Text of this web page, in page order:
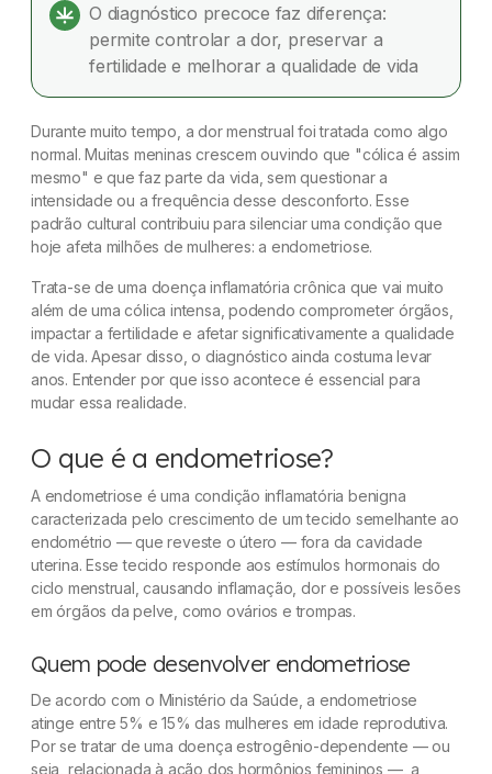
Dúvidas frequentes
O diagnóstico precoce faz diferença:
permite controlar a dor, preservar a
fertilidade e melhorar a qualidade de vida
Durante muito tempo, a dor menstrual foi tratada como algo
normal. Muitas meninas crescem ouvindo que "cólica é assim
mesmo" e que faz parte da vida, sem questionar a
intensidade ou a frequência desse desconforto. Esse
padrão cultural contribuiu para silenciar uma condição que
hoje afeta milhões de mulheres: a endometriose.
Trata-se de uma doença inflamatória crônica que vai muito
além de uma cólica intensa, podendo comprometer órgãos,
impactar a fertilidade e afetar significativamente a qualidade
de vida. Apesar disso, o diagnóstico ainda costuma levar
anos. Entender por que isso acontece é essencial para
mudar essa realidade.
O que é a endometriose?
A endometriose é uma condição inflamatória benigna
caracterizada pelo crescimento de um tecido semelhante ao
endométrio — que reveste o útero — fora da cavidade
uterina. Esse tecido responde aos estímulos hormonais do
ciclo menstrual, causando inflamação, dor e possíveis lesões
em órgãos da pelve, como ovários e trompas.
Quem pode desenvolver endometriose
De acordo com o Ministério da Saúde, a endometriose
atinge entre 5% e 15% das mulheres em idade reprodutiva.
Por se tratar de uma doença estrogênio-dependente — ou
seja, relacionada à ação dos hormônios femininos —, a